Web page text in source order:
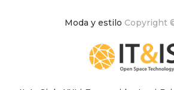
Moda y estilo Copyright